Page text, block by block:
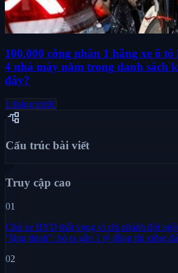
100.000 công nhân 1 hãng xe ô
4 nhà máy nằm trong danh sách
đây?
1 tháng trước
account_tree
Cấu trúc bài viết
Truy cập cao
01
Chủ xe BYD thất vọng vì chi nhánh đột
"lặng thinh": bỏ ra gần 1 tỷ đồng thì xứng
02